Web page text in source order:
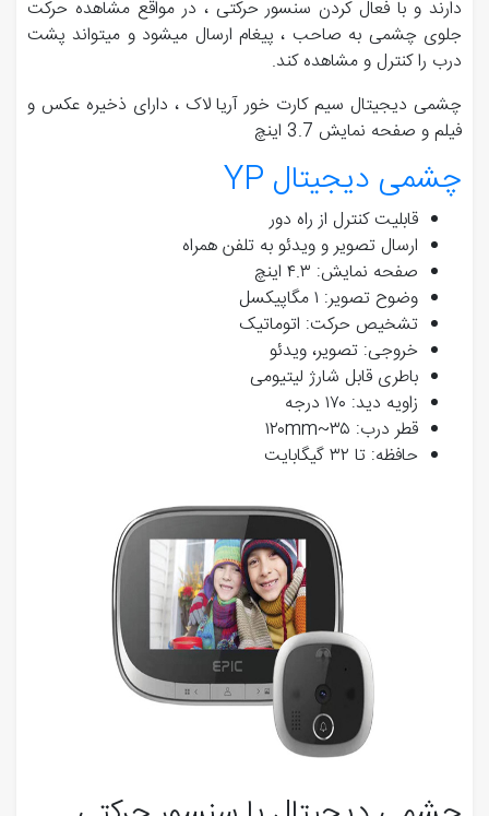
دارند و با فعال کردن سنسور حرکتی ، در مواقع مشاهده حرکت
جلوی چشمی به صاحب ، پیغام ارسال میشود و میتواند پشت
درب را کنترل و مشاهده کند.
چشمی دیجیتال سیم کارت خور آریا لاک ، دارای ذخیره عکس و
فیلم و صفحه نمایش 3.7 اینچ
چشمی دیجیتال YP
قابلیت کنترل از راه دور
ارسال تصویر و ویدئو به تلفن همراه
صفحه نمایش: ۴.٣ اینچ
وضوح تصویر: ١ مگاپیکسل
تشخیص حرکت: اتوماتیک
خروجی: تصویر، ویدئو
باطری قابل شارژ لیتیومی
زاویه دید: ١٧٠ درجه
قطر درب: ٣۵~١٢٠mm
حافظه: تا ٣٢ گیگابایت